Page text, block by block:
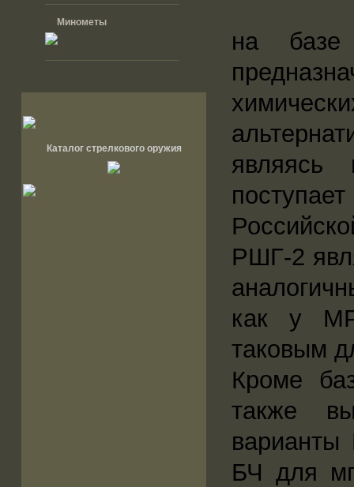
Минометы
Каталог стрелкового оружия
на базе
являясь
РШГ-2
как у
таковым
Кроме
также
БЧ для